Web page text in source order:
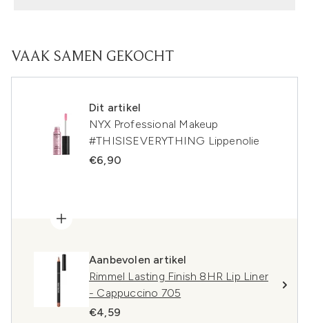
VAAK SAMEN GEKOCHT
Dit artikel
NYX Professional Makeup
#THISISEVERYTHING Lippenolie
€6,90
Aanbevolen artikel
Rimmel Lasting Finish 8HR Lip Liner
- Cappuccino 705
€4,59